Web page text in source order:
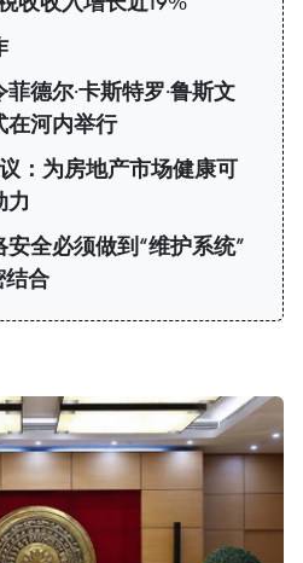
菲德尔·卡斯特罗·鲁斯文
在河内举行
：为房地产市场健康可
力
全必须做到“维护系统”
结合